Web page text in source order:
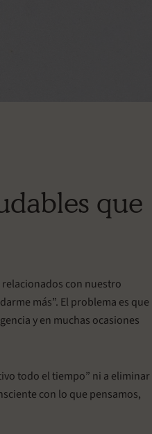
que
con nuestro
más”. El problema es que
y en muchas ocasiones
todo el tiempo” ni a eliminar
con lo que pensamos,